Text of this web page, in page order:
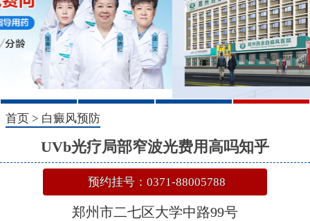
1 2 3 4
首页 > 白癜风预防
UVb光疗局部窄波光费用高吗知乎
预约挂号：0371-88005788
郑州市二七区大学中路99号